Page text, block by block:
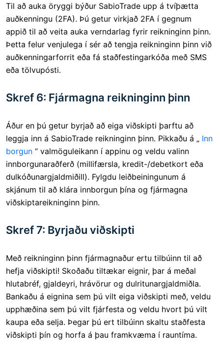
Til að auka öryggi býður SabioTrade upp á tvíþætta
auðkenningu (2FA). Þú getur virkjað 2FA í gegnum
appið til að veita auka verndarlag fyrir reikninginn þinn.
Þetta felur venjulega í sér að tengja reikninginn þinn við
auðkenningarforrit eða fá staðfestingarkóða með SMS
eða tölvupósti.
Skref 6: Fjármagna reikninginn þinn
Áður en þú getur byrjað að eiga viðskipti þarftu að
leggja inn á SabioTrade reikninginn þinn. Pikkaðu á „ Inn
borgun “ valmöguleikann í appinu og veldu valinn
innborgunaraðferð (millifærsla, kredit-/debetkort eða
dulkóðunargjaldmiðill). Fylgdu leiðbeiningunum á
skjánum til að klára innborgun þína og fjármagna
viðskiptareikninginn þinn.
Skref 7: Byrjaðu viðskipti
Með reikninginn þinn fjármagnaður ertu tilbúinn til að
hefja viðskipti! Skoðaðu tiltækar eignir, þar á meðal
hlutabréf, gjaldeyri, hrávörur og dulritunargjaldmiðla.
Bankaðu á eignina sem þú vilt eiga viðskipti með, veldu
upphæðina sem þú vilt fjárfesta og veldu hvort þú vilt
kaupa eða selja. Þegar þú ert tilbúinn skaltu staðfesta
viðskipti þín og horfa á þau framkvæma í rauntíma.